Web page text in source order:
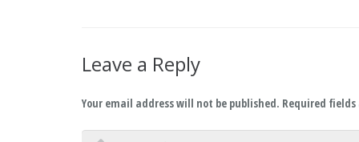
Leave a Reply
Your email address will not be published. Required